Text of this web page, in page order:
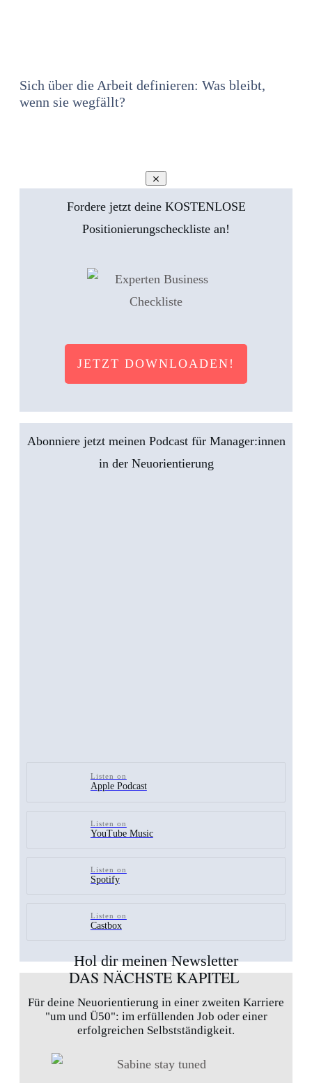
Sich über die Arbeit definieren: Was bleibt,
wenn sie wegfällt?
Fordere jetzt deine KOSTENLOSE
Positionierungscheckliste an!
JETZT DOWNLOADEN!
Abonniere jetzt meinen Podcast für Manager:innen
in der Neuorientierung
Listen on
Apple Podcast
Listen on
YouTube Music
Listen on
Spotify
Listen on
Castbox
Hol dir meinen Newsletter
DAS NÄCHSTE KAPITEL
Für deine Neuorientierung in einer zweiten Karriere
"um und Ü50": im erfüllenden Job oder einer
erfolgreichen Selbstständigkeit.